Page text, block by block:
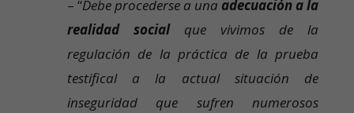
– “Debe procederse a una adecuación a la
realidad socialque vivimos de la
regulación de la práctica de la prueba
testifical a la actual situación de
inseguridad que sufren numerosos